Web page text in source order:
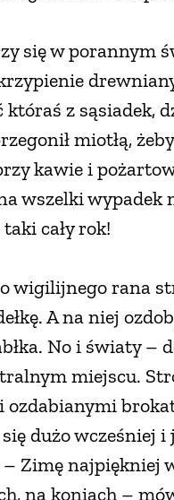
się w porannym
któraś z
miotłą,
kawie i
wszelki wypadek
cały rok!
wigilijnego rana
A na niej
No i światy –
miejscu.
dużo wcześniej
Zimę najpiękniej
na koniach –